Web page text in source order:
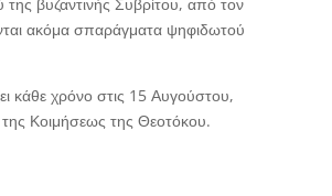
ακόμα σπαράγματα ψηφιδωτού
κάθε χρόνο στις 15 Αυγούστου,
Κοιμήσεως της Θεοτόκου.